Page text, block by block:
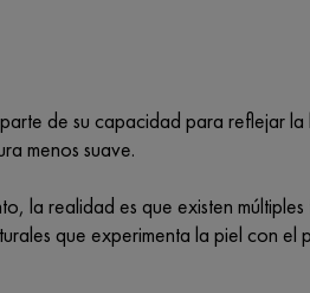
de su capacidad para reflejar
menos suave.
la realidad es que existen
que experimenta la piel con el